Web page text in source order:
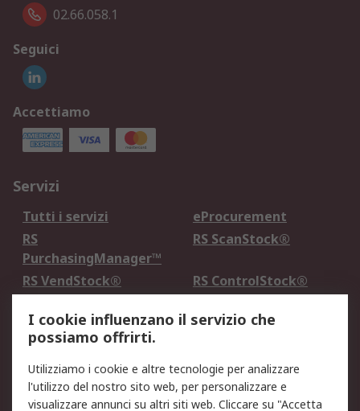
02.66.058.1
Seguici
Accettiamo
Servizi
Tutti i servizi
eProcurement
RS
PurchasingManager™
RS ScanStock®
RS VendStock®
RS ControlStock®
Legale
Informativa Cookie
Informativa Privacy -
Aggiornata
I cookie influenzano il servizio che
possiamo offrirti.
Utilizziamo i cookie e altre tecnologie per analizzare
l'utilizzo del nostro sito web, per personalizzare e
visualizzare annunci su altri siti web. Cliccare su "Accetta